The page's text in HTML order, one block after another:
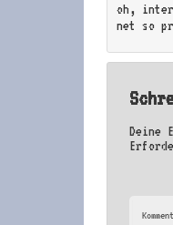
oh,
net so
Deine